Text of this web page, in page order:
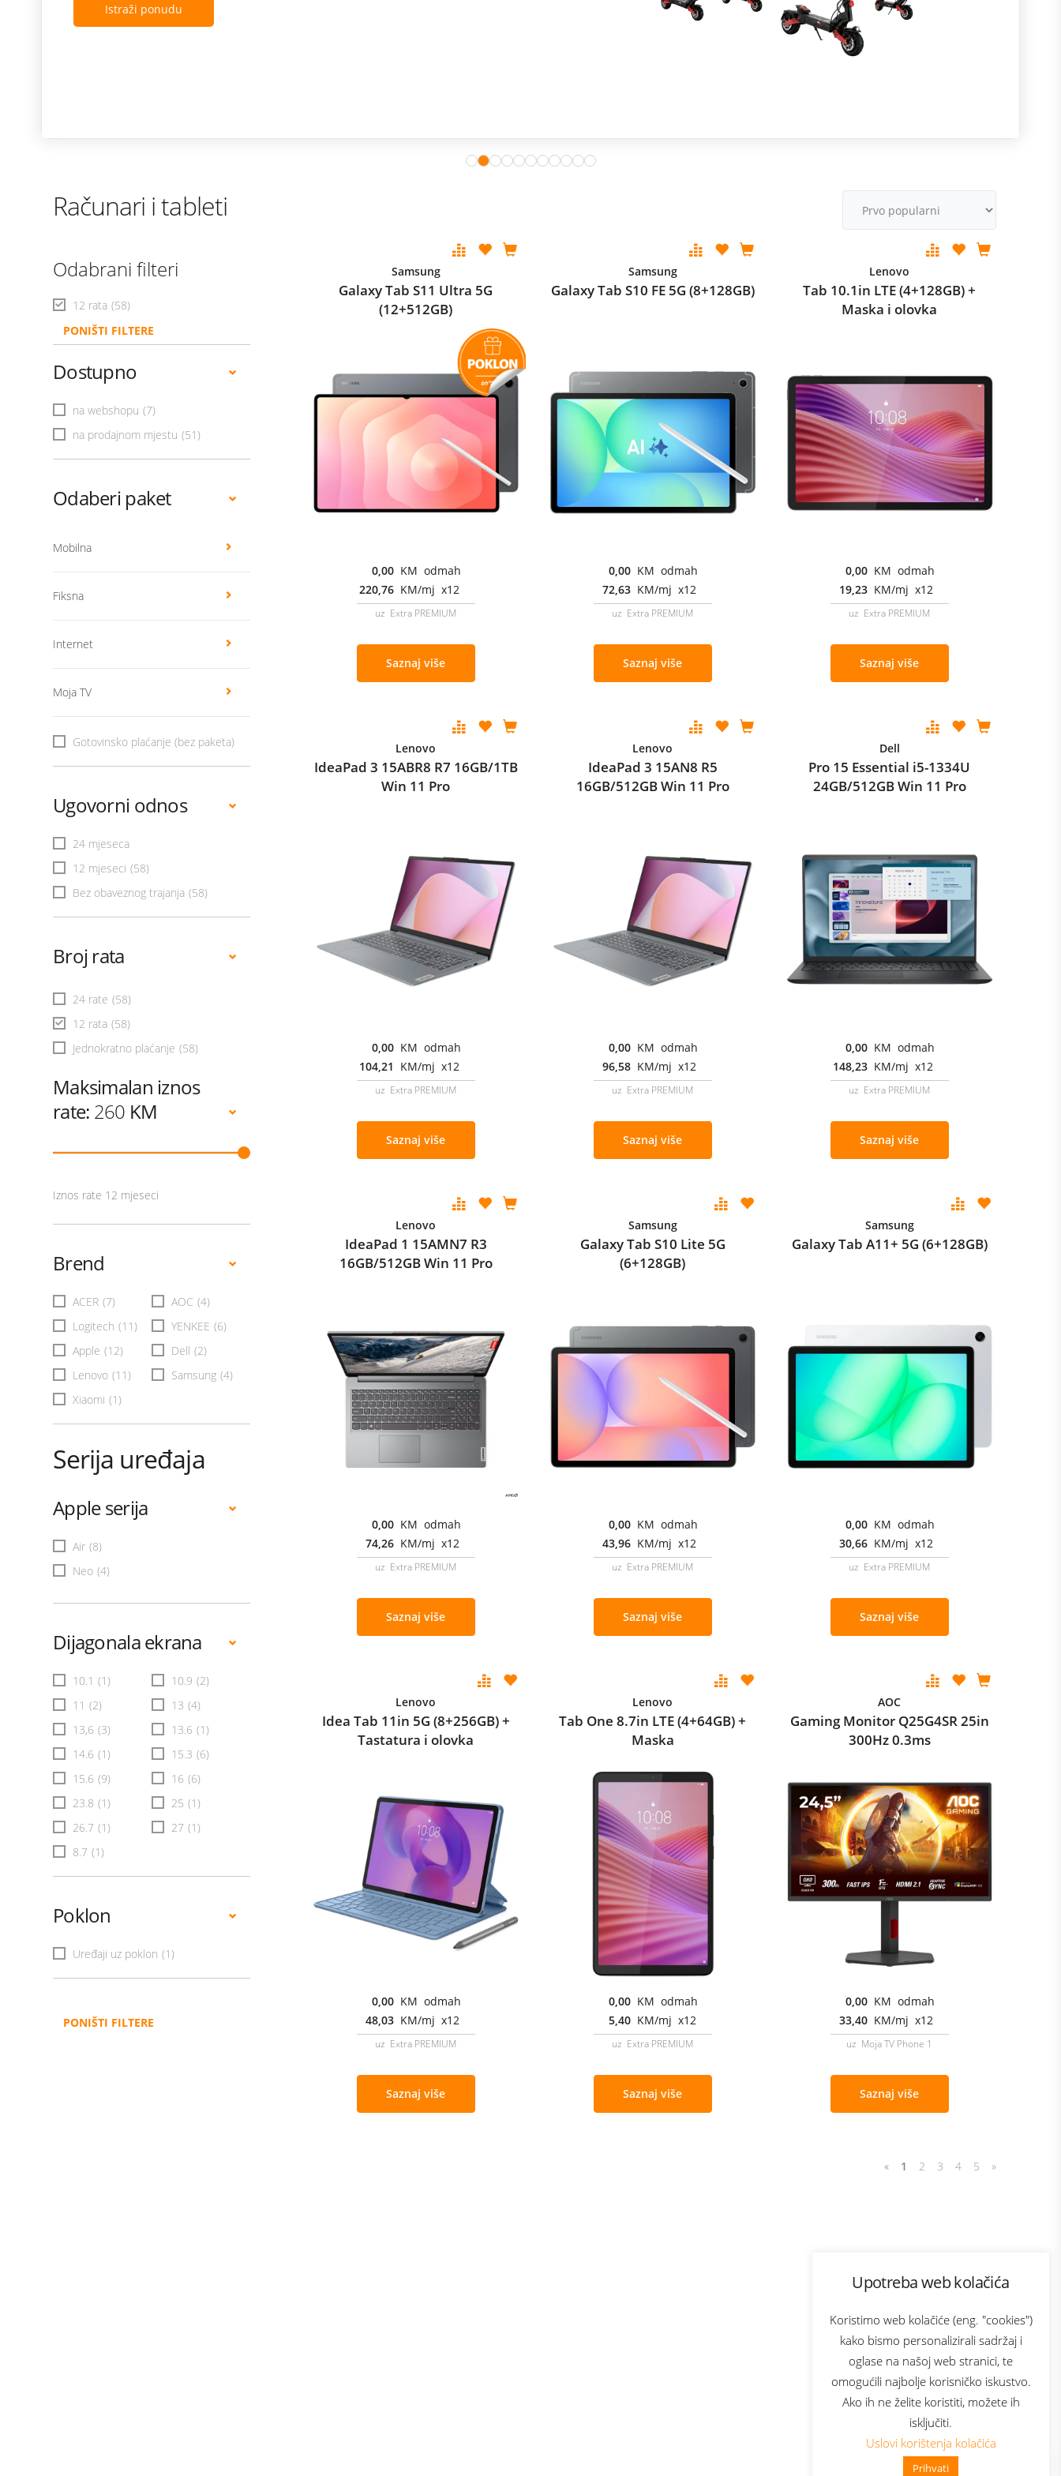
Upotreba web kolačića
Koristimo web kolačiće (eng. "cookies")
kako bismo personalizirali sadržaj i
oglase na našoj web stranici, te
omogućili najbolje korisničko iskustvo.
Ako ih ne želite koristiti, možete ih
isključiti.
Uslovi korištenja kolačića
Prihvati
👋 Zdravo, kako mogu pomoći?
Istraži ponudu
Računari i tableti
Odabrani filteri
12 rata (58)
PONIŠTI FILTERE
Dostupno
na webshopu (7)
na prodajnom mjestu (51)
Odaberi paket
Mobilna
Fiksna
Internet
Moja TV
Gotovinsko plaćanje (bez paketa)
Ugovorni odnos
24 mjeseca
12 mjeseci (58)
Bez obaveznog trajanja (58)
Broj rata
24 rate (58)
12 rata (58)
Jednokratno plaćanje (58)
Maksimalan iznos
rate: 260 KM
Iznos rate 12 mjeseci
Brend
ACER (7) AOC (4)
Logitech (11) YENKEE (6)
Apple (12) Dell (2)
Lenovo (11) Samsung (4)
Xiaomi (1)
Serija uređaja
Apple serija
Air (8)
Neo (4)
Dijagonala ekrana
10.1 (1) 10.9 (2)
11 (2) 13 (4)
13,6 (3) 13.6 (1)
14.6 (1) 15.3 (6)
15.6 (9) 16 (6)
23.8 (1) 25 (1)
26.7 (1) 27 (1)
8.7 (1)
Poklon
Uređaji uz poklon (1)
PONIŠTI FILTERE
Samsung
Galaxy Tab S11 Ultra 5G
(12+512GB)
0,00 KM odmah
220,76 KM/mj x12
uz Extra PREMIUM
Saznaj više
Samsung
Galaxy Tab S10 FE 5G (8+128GB)
0,00 KM odmah
72,63 KM/mj x12
uz Extra PREMIUM
Saznaj više
Lenovo
Tab 10.1in LTE (4+128GB) +
Maska i olovka
0,00 KM odmah
19,23 KM/mj x12
uz Extra PREMIUM
Saznaj više
Lenovo
IdeaPad 3 15ABR8 R7 16GB/1TB
Win 11 Pro
0,00 KM odmah
104,21 KM/mj x12
uz Extra PREMIUM
Saznaj više
Lenovo
IdeaPad 3 15AN8 R5
16GB/512GB Win 11 Pro
0,00 KM odmah
96,58 KM/mj x12
uz Extra PREMIUM
Saznaj više
Dell
Pro 15 Essential i5-1334U
24GB/512GB Win 11 Pro
0,00 KM odmah
148,23 KM/mj x12
uz Extra PREMIUM
Saznaj više
Lenovo
IdeaPad 1 15AMN7 R3
16GB/512GB Win 11 Pro
0,00 KM odmah
74,26 KM/mj x12
uz Extra PREMIUM
Saznaj više
Samsung
Galaxy Tab S10 Lite 5G
(6+128GB)
0,00 KM odmah
43,96 KM/mj x12
uz Extra PREMIUM
Saznaj više
Samsung
Galaxy Tab A11+ 5G (6+128GB)
0,00 KM odmah
30,66 KM/mj x12
uz Extra PREMIUM
Saznaj više
Lenovo
Idea Tab 11in 5G (8+256GB) +
Tastatura i olovka
0,00 KM odmah
48,03 KM/mj x12
uz Extra PREMIUM
Saznaj više
Lenovo
Tab One 8.7in LTE (4+64GB) +
Maska
0,00 KM odmah
5,40 KM/mj x12
uz Extra PREMIUM
Saznaj više
AOC
Gaming Monitor Q25G4SR 25in
300Hz 0.3ms
0,00 KM odmah
33,40 KM/mj x12
uz Moja TV Phone 1
Saznaj više
« 1 2 3 4 5 »
Bonus plus
Prijava za newsletter